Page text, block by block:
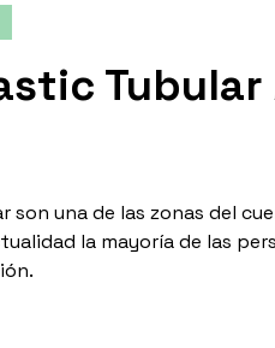
son una de las zonas del
la mayoría de las